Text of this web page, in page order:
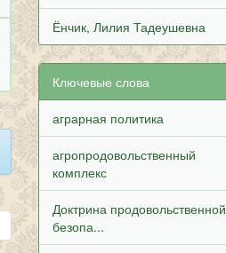
Ёнчик, Лилия Тадеушевна
Ключевые слова
аграрная политика
агропродовольственный
комплекс
Доктрина продовольственной
безопа...